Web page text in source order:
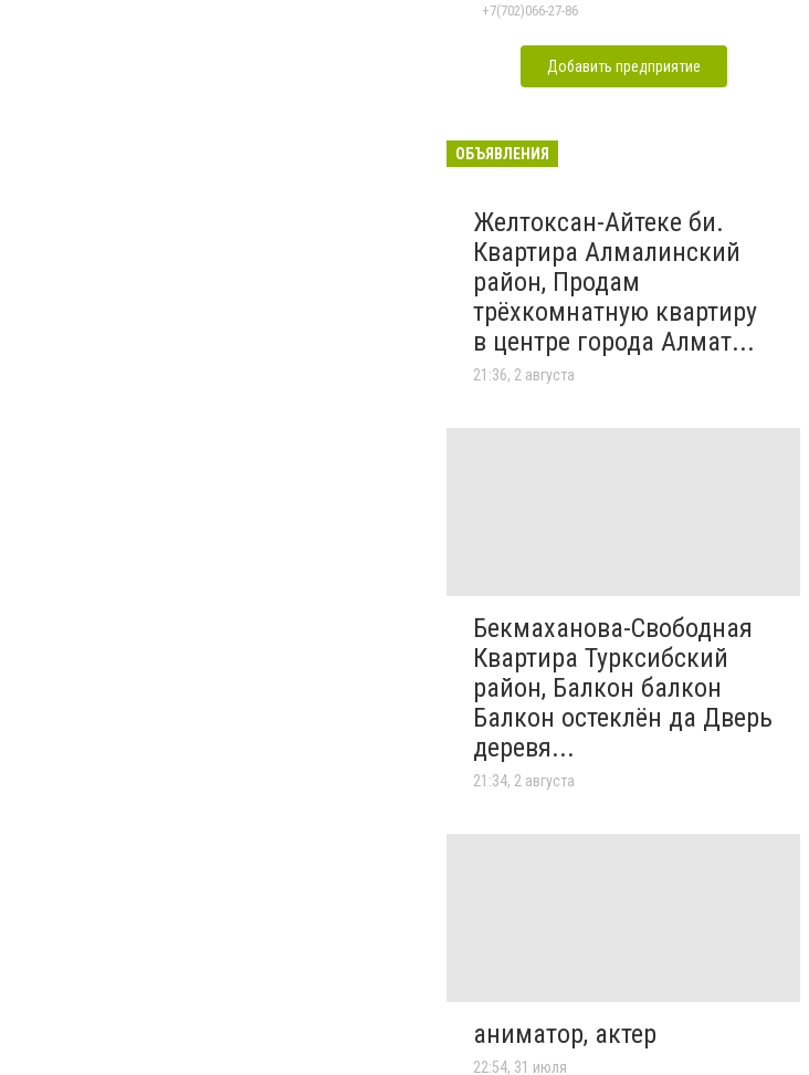
+7(702)066-27-86
Добавить предприятие
ОБЪЯВЛЕНИЯ
Желтоксан-Айтеке би.
Квартира Алмалинский
район, Продам
трёхкомнатную квартиру
в центре города Алмат...
21:36, 2 августа
Бекмаханова-Свободная
Квартира Турксибский
район, Балкон балкон
Балкон остеклён да Дверь
деревя...
21:34, 2 августа
аниматор, актер
22:54, 31 июля